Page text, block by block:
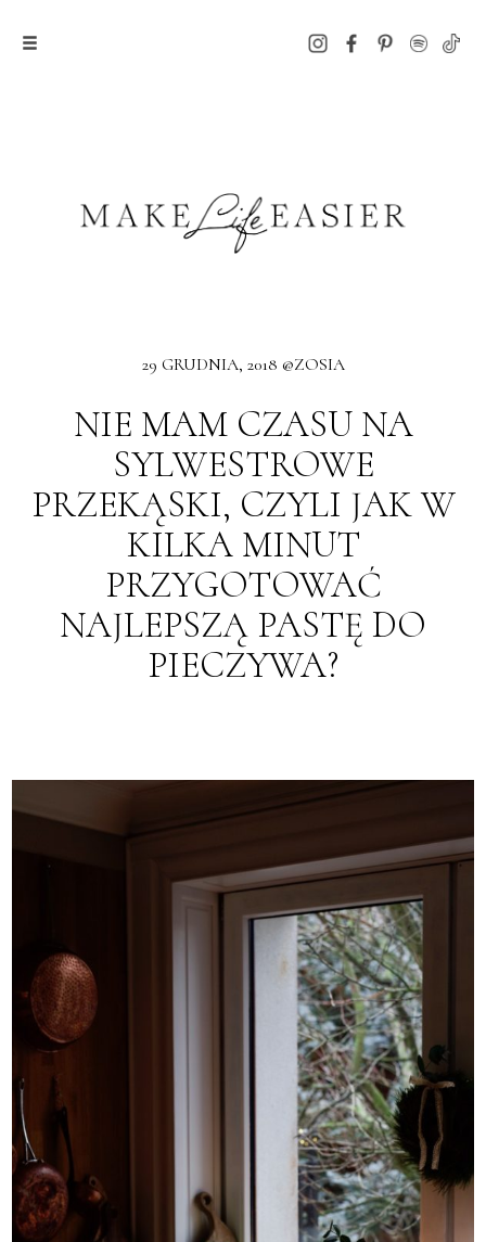
29 GRUDNIA, 2018 @ZOSIA
NIE MAM CZASU NA
SYLWESTROWE
PRZEKĄSKI, CZYLI JAK W
KILKA MINUT
PRZYGOTOWAĆ
NAJLEPSZĄ PASTĘ DO
PIECZYWA?